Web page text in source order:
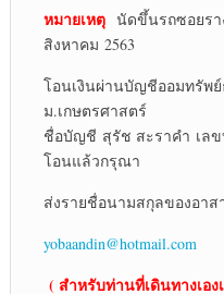
หมายเหตุนัดขึ้นรถซอยราง
สิงหาคม 2563
โอนเงินผ่านบัญชีออมทรัพ
ม.เกษตรศาสตร์
ชื่อบัญชี สุรัช สะราคำ เล
โอนแล้วกรุณา
ส่งรายชื่อนามสกุลของอา
yobaandin@hotmail.com
( สำหรับท่านที่เดินทางเอ